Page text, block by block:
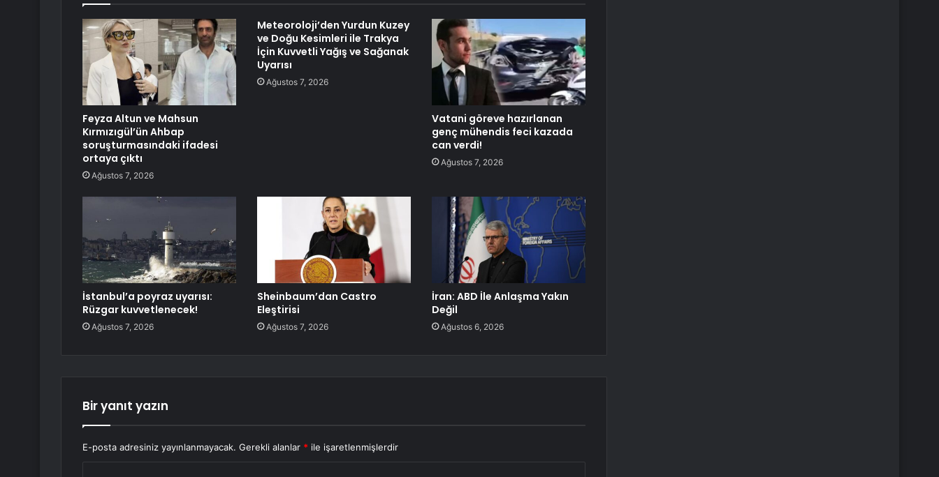
Feyza Altun ve Mahsun
Kırmızıgül’ün Ahbap
soruşturmasındaki ifadesi
ortaya çıktı
Ağustos 7, 2026
Meteoroloji’den Yurdun Kuzey
ve Doğu Kesimleri ile Trakya
İçin Kuvvetli Yağış ve Sağanak
Uyarısı
Ağustos 7, 2026
Vatani göreve hazırlanan
genç mühendis feci kazada
can verdi!
Ağustos 7, 2026
İstanbul’a poyraz uyarısı:
Rüzgar kuvvetlenecek!
Ağustos 7, 2026
Sheinbaum’dan Castro
Eleştirisi
Ağustos 7, 2026
İran: ABD İle Anlaşma Yakın
Değil
Ağustos 6, 2026
Bir yanıt yazın
E-posta adresiniz yayınlanmayacak. Gerekli alanlar * ile işaretlenmişlerdir